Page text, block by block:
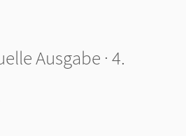
Ausgabe · 4.